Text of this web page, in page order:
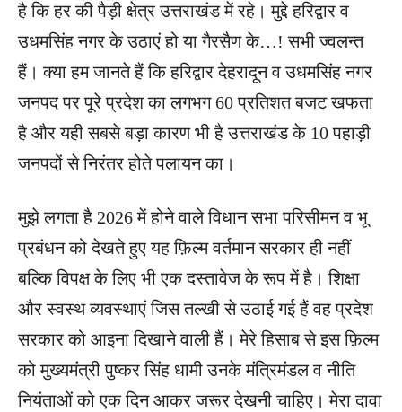
है कि हर की पैड़ी क्षेत्र उत्तराखंड में रहे। मुद्दे हरिद्वार व
उधमसिंह नगर के उठाएं हो या गैरसैण के…! सभी ज्वलन्त
हैं। क्या हम जानते हैं कि हरिद्वार देहरादून व उधमसिंह नगर
जनपद पर पूरे प्रदेश का लगभग 60 प्रतिशत बजट खफता
है और यही सबसे बड़ा कारण भी है उत्तराखंड के 10 पहाड़ी
जनपदों से निरंतर होते पलायन का।
मुझे लगता है 2026 में होने वाले विधान सभा परिसीमन व भू
प्रबंधन को देखते हुए यह फ़िल्म वर्तमान सरकार ही नहीं
बल्कि विपक्ष के लिए भी एक दस्तावेज के रूप में है। शिक्षा
और स्वस्थ व्यवस्थाएं जिस तल्खी से उठाई गई हैं वह प्रदेश
सरकार को आइना दिखाने वाली हैं। मेरे हिसाब से इस फ़िल्म
को मुख्यमंत्री पुष्कर सिंह धामी उनके मंत्रिमंडल व नीति
नियंताओं को एक दिन आकर जरूर देखनी चाहिए। मेरा दावा